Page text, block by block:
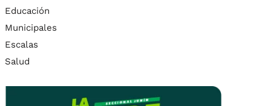
Educación
Municipales
Escalas
Salud